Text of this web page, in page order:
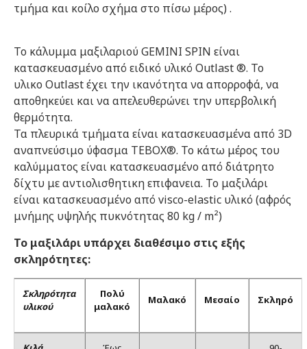
τμήμα και κοίλο σχήμα στο πίσω μέρος) .
Το κάλυμμα μαξιλαριού GEMINI SPIN είναι
κατασκευασμένο από ειδικό υλικό Outlast ®. Το
υλικο Outlast έχει την ικανότητα να απορροφά, να
αποθηκεύει και να απελευθερώνει την υπερβολική
θερμότητα.
Τα πλευρικά τμήματα είναι κατασκευασμένα από 3D
αναπνεύσιμο ύφασμα TEBOX®. Το κάτω μέρος του
καλύμματος είναι κατασκευασμένο από διάτρητο
δίχτυ με αντιολισθητικη επιφανεια. Το μαξιλάρι
είναι κατασκευασμένο από visco-elastic υλικό (αφρός
μνήμης υψηλής πυκνότητας 80 kg / m²)
Το μαξιλάρι υπάρχει διαθέσιμο στις εξής
σκληρότητες:
Σκληρότητα
υλικού
Πολύ
μαλακό
Μαλακό Μεσαίο Σκληρό